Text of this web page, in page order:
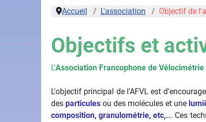
Accueil L'association Objectif de
Objectifs et
L'Association Francophone de Vélocimétrie
L'objectif principal de l'AFVL est
desparticules ou des molécules et une
composition, granulométrie, etc,... Ces